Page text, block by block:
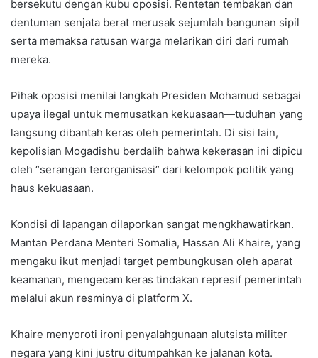
bersekutu dengan kubu oposisi. Rentetan tembakan dan
dentuman senjata berat merusak sejumlah bangunan sipil
serta memaksa ratusan warga melarikan diri dari rumah
mereka.
Pihak oposisi menilai langkah Presiden Mohamud sebagai
upaya ilegal untuk memusatkan kekuasaan—tuduhan yang
langsung dibantah keras oleh pemerintah. Di sisi lain,
kepolisian Mogadishu berdalih bahwa kekerasan ini dipicu
oleh “serangan terorganisasi” dari kelompok politik yang
haus kekuasaan.
Kondisi di lapangan dilaporkan sangat mengkhawatirkan.
Mantan Perdana Menteri Somalia, Hassan Ali Khaire, yang
mengaku ikut menjadi target pembungkusan oleh aparat
keamanan, mengecam keras tindakan represif pemerintah
melalui akun resminya di platform X.
Khaire menyoroti ironi penyalahgunaan alutsista militer
negara yang kini justru ditumpahkan ke jalanan kota.